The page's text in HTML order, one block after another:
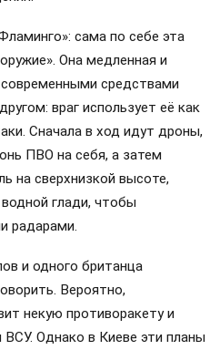
сама по себе эта
Она медленная и
средствами
враг использует её как
Сначала в ход идут дроны,
ПВО на себя, а затем
на сверхнизкой высоте,
глади, чтобы
радарами.
и одного британца
Вероятно,
некую противоракету и
Однако в Киеве эти планы